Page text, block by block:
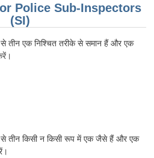
Police Sub-Inspectors
(SI)
से तीन एक निश्चित तरीके से समान हैं और एक
से तीन किसी न किसी रूप में एक जैसे हैं और एक